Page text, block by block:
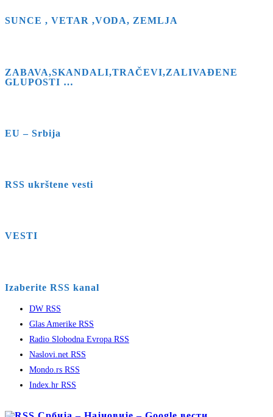
SUNCE , VETAR ,VODA, ZEMLJA
ZABAVA,SKANDALI,TRAČEVI,ZALIVAĐENE
GLUPOSTI …
EU – Srbija
RSS ukrštene vesti
VESTI
Izaberite RSS kanal
DW RSS
Glas Amerike RSS
Radio Slobodna Evropa RSS
Naslovi.net RSS
Mondo.rs RSS
Index.hr RSS